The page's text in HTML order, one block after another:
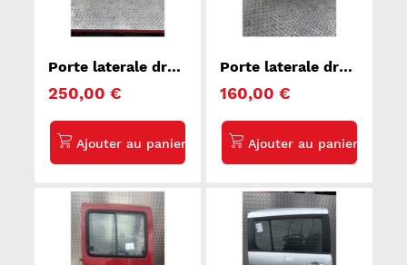
Porte laterale droit
2
250,00 €
Porte laterale droit
160,00 €